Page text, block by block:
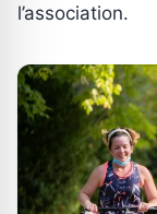
l’association.